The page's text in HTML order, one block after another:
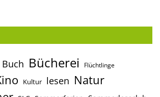
Buch Bücherei Flüchtlinge
Kultur lesen Natur